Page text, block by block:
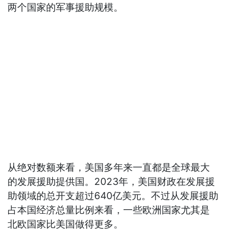
两个国家的军事援助规模。
从绝对数额来看，美国多年来一直都是全球最大
的发展援助提供国。2023年，美国财政在发展援
助领域的总开支超过640亿美元。不过从发展援助
占本国经济总量比例来看，一些欧洲国家尤其是
北欧国家比美国做得更多。